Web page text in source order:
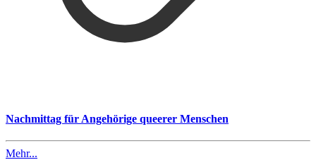
Nachmittag für Angehörige queerer Menschen
Mehr...